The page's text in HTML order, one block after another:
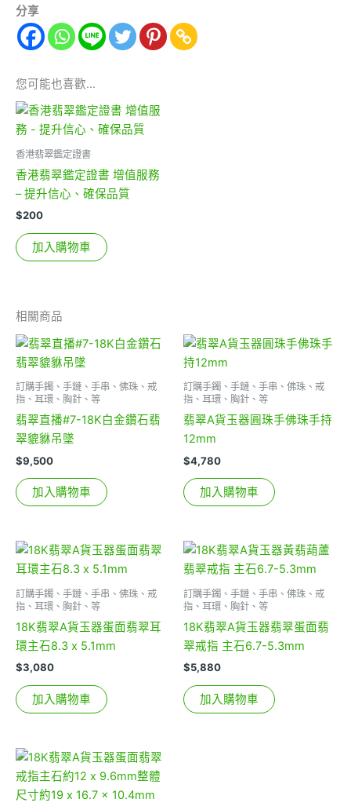
分享
您可能也喜歡…
香港翡翠鑑定證書
香港翡翠鑑定證書 增值服務
– 提升信心、確保品質
$200
加入購物車
相關商品
訂購手鐲、手鏈、手串、佛珠、戒
指、耳環、胸針、等
翡翠直播#7-18K白金鑽石翡
翠貔貅吊墜
$9,500
加入購物車
訂購手鐲、手鏈、手串、佛珠、戒
指、耳環、胸針、等
翡翠A貨玉器圓珠手佛珠手持
12mm
$4,780
加入購物車
訂購手鐲、手鏈、手串、佛珠、戒
指、耳環、胸針、等
18K翡翠A貨玉器蛋面翡翠耳
環主石8.3 x 5.1mm
$3,080
加入購物車
訂購手鐲、手鏈、手串、佛珠、戒
指、耳環、胸針、等
18K翡翠A貨玉器翡翠蛋面翡
翠戒指 主石6.7-5.3mm
$5,880
加入購物車